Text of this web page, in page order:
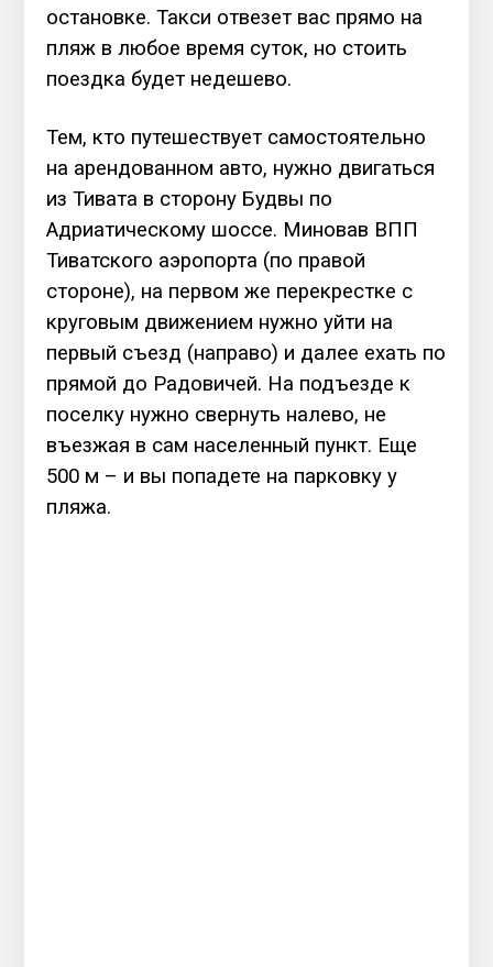
остановке. Такси отвезет вас прямо на
пляж в любое время суток, но стоить
поездка будет недешево.
Тем, кто путешествует самостоятельно
на арендованном авто, нужно двигаться
из Тивата в сторону Будвы по
Адриатическому шоссе. Миновав ВПП
Тиватского аэропорта (по правой
стороне), на первом же перекрестке с
круговым движением нужно уйти на
первый съезд (направо) и далее ехать по
прямой до Радовичей. На подъезде к
поселку нужно свернуть налево, не
въезжая в сам населенный пункт. Еще
500 м – и вы попадете на парковку у
пляжа.